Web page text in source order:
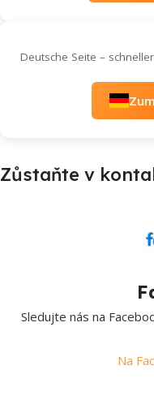
Deutsche Seite –
Zůstaňte v
Sledujte nás na
Na